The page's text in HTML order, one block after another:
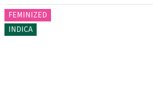
FEMINIZED
INDICA